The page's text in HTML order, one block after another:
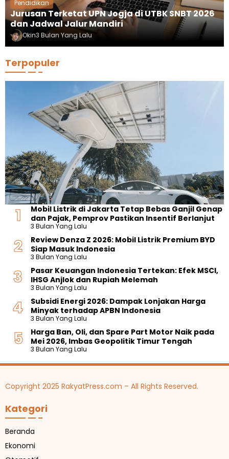
Pendidikan
Jurusan Terketat UPN Jogja di UTBK SNBT 2026
dan Jadwal Jalur Mandiri
Okin3 Bulan Yang Lalu
Terpopuler
Mobil Listrik di Jakarta Tetap Bebas Ganjil Genap
dan Pajak, Pemprov Pastikan Insentif Berlanjut
3 Bulan Yang Lalu
Review Denza Z 2026: Mobil Listrik Premium BYD
Siap Masuk Indonesia
3 Bulan Yang Lalu
Pasar Keuangan Indonesia Tertekan: Efek MSCI,
IHSG Anjlok dan Rupiah Melemah
3 Bulan Yang Lalu
Subsidi Energi 2026: Dampak Lonjakan Harga
Minyak terhadap APBN Indonesia
3 Bulan Yang Lalu
Harga Ban, Oli, dan Spare Part Motor Naik pada
Mei 2026, Imbas Geopolitik Timur Tengah
3 Bulan Yang Lalu
Copyright 2025 RakyatPress.com – All Rights Reserved.
Kategori
Beranda
Ekonomi